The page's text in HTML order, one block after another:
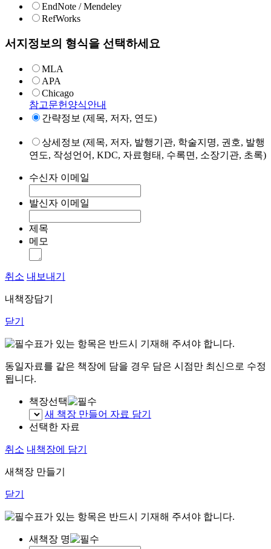
EndNote / Mendeley
RefWorks
서지정보의 형식을 선택하세요
MLA
APA
Chicago
참고문헌양식안내
간략정보 (제목, 저자, 연도)
상세정보 (제목, 저자, 발행기관, 학술지명, 권호, 발행
연도, 작성언어, KDC, 자료형태, 수록면, 소장기관, 초록)
수신자 이메일
발신자 이메일
제목
메모
취소 내보내기
내책장담기
닫기
표가 있는 항목은 반드시 기재해 주셔야 합니다.
동일자료를 같은 책장에 담을 경우 담은 시점만 최신으로 수정
됩니다.
책장선택
새 책장 만들어 자료 담기
선택한 자료
취소 내책장에 담기
새책장 만들기
닫기
표가 있는 항목은 반드시 기재해 주셔야 합니다.
새책장 명